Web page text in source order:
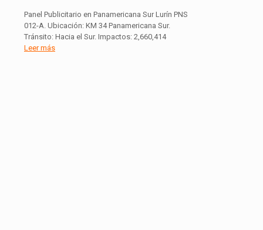
Panel Publicitario en Panamericana Sur Lurín PNS
012-A. Ubicación: KM 34 Panamericana Sur.
Tránsito: Hacia el Sur. Impactos: 2,660,414
Leer más